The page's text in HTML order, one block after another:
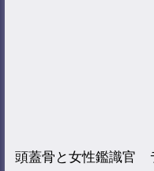
頭蓋骨と女性鑑識官